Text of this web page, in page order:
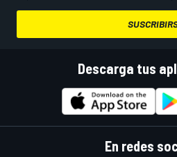
Descarga tus
En redes